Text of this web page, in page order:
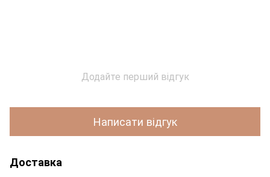
Додайте перший відгук
Написати відгук
Доставка